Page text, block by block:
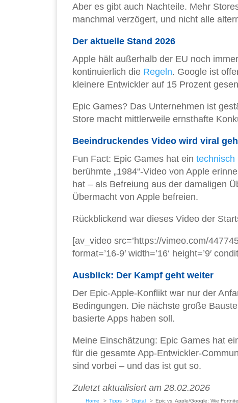
Aber es gibt auch Nachteile. Mehr
manchmal verzögert, und nicht alle
Der aktuelle Stand 2026
Apple hält außerhalb der EU noch
kontinuierlich die Regeln. Google ist
kleinere Entwickler auf 15 Prozent
Epic Games? Das Unternehmen ist
Store macht mittlerweile ernsthafte
Beeindruckendes Video wird viral
Fun Fact: Epic Games hat ein technisch
berühmte „1984“-Video von Apple
hat – als Befreiung aus der damaligen
Übermacht von Apple befreien.
Rückblickend war dieses Video der
[av_video src=’https://vimeo.com/
format=’16-9′ width=’16‘ height=’9′
Ausblick: Der Kampf geht weiter
Der Epic-Apple-Konflikt war nur der
Bedingungen. Die nächste große
basierte Apps haben soll.
Meine Einschätzung: Epic Games hat
für die gesamte App-Entwickler-
sind vorbei – und das ist gut so.
Zuletzt aktualisiert am 28.02.2026
Home Tipps Digital Epic vs. Apple/Google: Wie